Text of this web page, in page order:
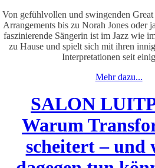
Von gefühlvollen und swingenden
Arrangements bis zu Norah Jones oder
faszinierende Sängerin ist im Jazz wie
zu Hause und spielt sich mit ihren
Interpretationen seit
Mehr dazu...
SALON
Warum
scheitert – und